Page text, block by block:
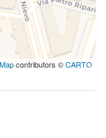
contributors ©CARTO